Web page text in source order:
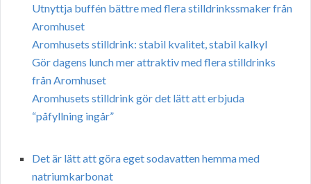
Utnyttja buffén bättre med flera stilldrinkssmaker från
Aromhuset
Aromhusets stilldrink: stabil kvalitet, stabil kalkyl
Gör dagens lunch mer attraktiv med flera stilldrinks
från Aromhuset
Aromhusets stilldrink gör det lätt att erbjuda
“påfyllning ingår”
Det är lätt att göra eget sodavatten hemma med
natriumkarbonat